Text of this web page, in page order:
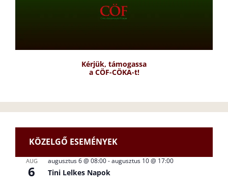
Kérjük, támogassa
a CÖF-CÖKA-t!
KÖZELGŐ ESEMÉNYEK
AUG
6
augusztus 6 @ 08:00-augusztus 10 @ 17:00
Tini Lelkes Napok